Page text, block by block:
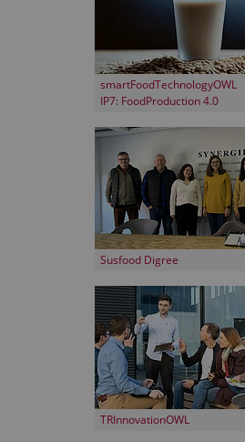
smartFoodTechnologyOWL
IP7: FoodProduction 4.0
Susfood Digree
TRInnovationOWL